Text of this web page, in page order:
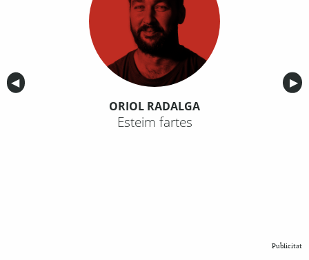
Anterior
◀︎ ▶︎
ORIOL RADALGA
Esteim fartes
Publicitat